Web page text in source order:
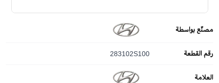
مصنّع بواسطة
رقم القطعة 283102S100
العلامة